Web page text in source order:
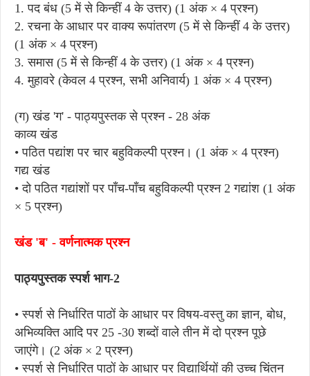
1. पद बंध (5 में से किन्हीं 4 के उत्तर) (1 अंक × 4 प्रश्न)
2. रचना के आधार पर वाक्य रूपांतरण (5 में से किन्हीं 4 के उत्तर)
(1 अंक × 4 प्रश्न)
3. समास (5 में से किन्हीं 4 के उत्तर) (1 अंक × 4 प्रश्न)
4. मुहावरे (केवल 4 प्रश्न, सभी अनिवार्य) 1 अंक × 4 प्रश्न)
(ग) खंड 'ग' - पाठ्यपुस्तक से प्रश्न - 28 अंक
काव्य खंड
• पठित पद्यांश पर चार बहुविकल्पी प्रश्न। (1 अंक × 4 प्रश्न)
गद्य खंड
• दो पठित गद्यांशों पर पाँच-पाँच बहुविकल्पी प्रश्न 2 गद्यांश (1 अंक
× 5 प्रश्न)
खंड 'ब' - वर्णनात्मक प्रश्न
पाठ्यपुस्तक स्पर्श भाग-2
• स्पर्श से निर्धारित पाठों के आधार पर विषय-वस्तु का ज्ञान, बोध,
अभिव्यक्ति आदि पर 25 -30 शब्दों वाले तीन में दो प्रश्न पूछे
जाएंगे। (2 अंक × 2 प्रश्न)
• स्पर्श से निर्धारित पाठों के आधार पर विद्यार्थियों की उच्च चिंतन